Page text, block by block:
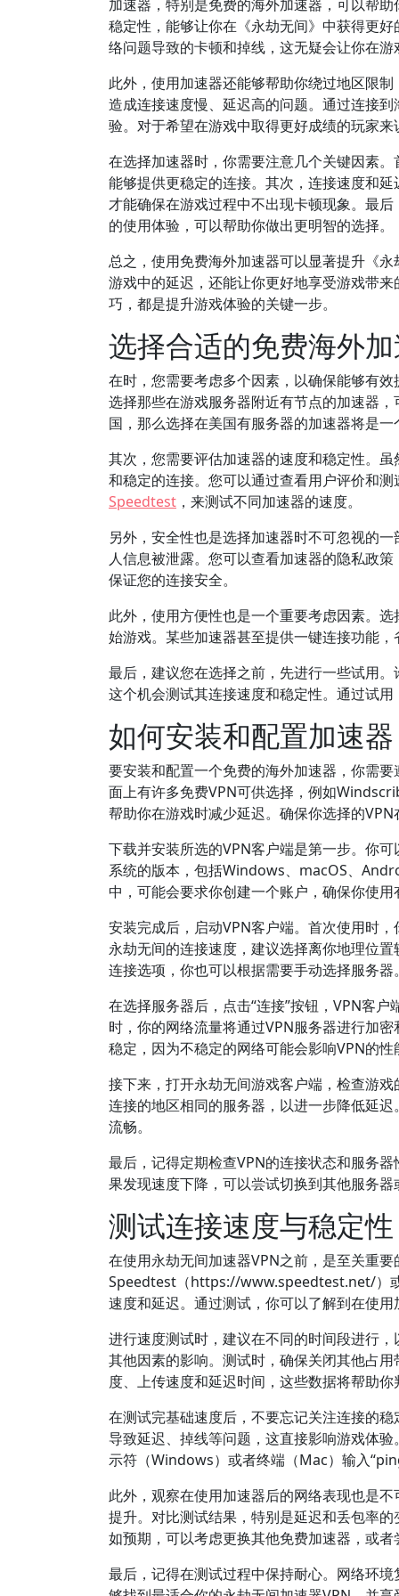
加速器，特别是免费的海外加速器，可以帮
稳定性，能够让你在《永劫无间》中获得更
络问题导致的卡顿和掉线，这无疑会让你在
此外，使用加速器还能够帮助你绕过地区限
造成连接速度慢、延迟高的问题。通过连接
验。对于希望在游戏中取得更好成绩的玩家
在选择加速器时，你需要注意几个关键因素
能够提供更稳定的连接。其次，连接速度和
才能确保在游戏过程中不出现卡顿现象。最
的使用体验，可以帮助你做出更明智的选择。
总之，使用免费海外加速器可以显著提升《
游戏中的延迟，还能让你更好地享受游戏带
巧，都是提升游戏体验的关键一步。
选择合适的免费海外
在时，您需要考虑多个因素，以确保能够有
选择那些在游戏服务器附近有节点的加速器
国，那么选择在美国有服务器的加速器将是
其次，您需要评估加速器的速度和稳定性。
和稳定的连接。您可以通过查看用户评价和
Speedtest ，来测试不同加速器的速度。
另外，安全性也是选择加速器时不可忽视的
人信息被泄露。您可以查看加速器的隐私政
保证您的连接安全。
此外，使用方便性也是一个重要考虑因素。
始游戏。某些加速器甚至提供一键连接功能
最后，建议您在选择之前，先进行一些试用
这个机会测试其连接速度和稳定性。通过试
如何安装和配置加速器
要安装和配置一个免费的海外加速器，你需
面上有许多免费VPN可供选择，例如
帮助你在游戏时减少延迟。确保你选择的
下载并安装所选的VPN客户端是第一步。你
系统的版本，包括Windows、macOS、
中，可能会要求你创建一个账户，确保你使
安装完成后，启动VPN客户端。首次使用时
永劫无间的连接速度，建议选择离你地理位
连接选项，你也可以根据需要手动选择服务器
在选择服务器后，点击“连接”按钮，VPN客
时，你的网络流量将通过VPN服务器进行加
稳定，因为不稳定的网络可能会影响VPN的性
接下来，打开永劫无间游戏客户端，检查游
连接的地区相同的服务器，以进一步降低延
流畅。
最后，记得定期检查VPN的连接状态和服务
果发现速度下降，可以尝试切换到其他服务
测试连接速度与稳定性
在使用永劫无间加速器VPN之前，是至关重
Speedtest（https://www.speedtest.net/）
速度和延迟。通过测试，你可以了解到在使
进行速度测试时，建议在不同的时间段进行
其他因素的影响。测试时，确保关闭其他占
度、上传速度和延迟时间，这些数据将帮助
在测试完基础速度后，不要忘记关注连接的
导致延迟、掉线等问题，这直接影响游戏体
示符（Windows）或者终端（Mac）输入
此外，观察在使用加速器后的网络表现也是
提升。对比测试结果，特别是延迟和丢包率
如预期，可以考虑更换其他免费加速器，或
最后，记得在测试过程中保持耐心。网络环